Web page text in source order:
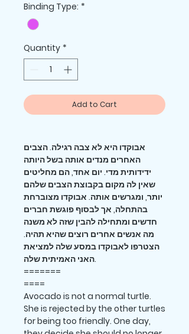
Binding Type: *
Quantity *
Add to Cart
אבוקדו היא לא צבה רגילה. הצבים
האחרים מנדים אותה בשל היותה
ידידותית מדי. יום אחד, הם מחליטים
שאין לה מקום בקבוצת הצבים שלהם
יותר, ומגרשים אותה. אבוקדו מצוברחת
בהתחלה, אך לבסוף פוגשת חברים
חדשים ומתחילה להבין שזה לא משנה
מה אנשים אחרים רוצים שהיא תהיה.
הצטרפו לאבוקדו במסע שלה למציאת
האני האמיתית שלה.
=======
====
Avocado is not a normal turtle.
She is rejected by the other turtles
for being too friendly. One day,